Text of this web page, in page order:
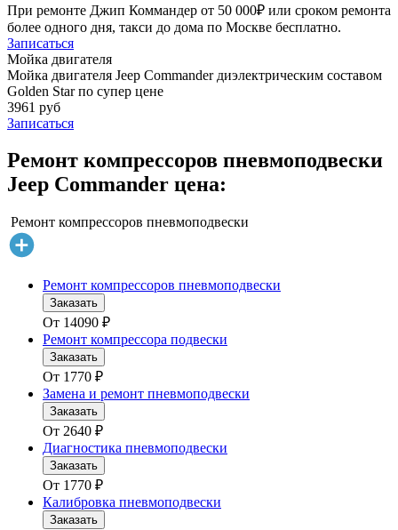
При ремонте Джип Коммандер от 50 000₽ или сроком ремонта
более одного дня, такси до дома по Москве бесплатно.
Записаться
Мойка двигателя
Мойка двигателя Jeep Commander диэлектрическим составом
Golden Star по супер цене
3961 руб
Записаться
Ремонт компрессоров пневмоподвески
Jeep Commander цена:
Ремонт компрессоров пневмоподвески
Ремонт компрессоров пневмоподвески
Заказать
От 14090 ₽
Ремонт компрессора подвески
Заказать
От 1770 ₽
Замена и ремонт пневмоподвески
Заказать
От 2640 ₽
Диагностика пневмоподвески
Заказать
От 1770 ₽
Калибровка пневмоподвески
Заказать